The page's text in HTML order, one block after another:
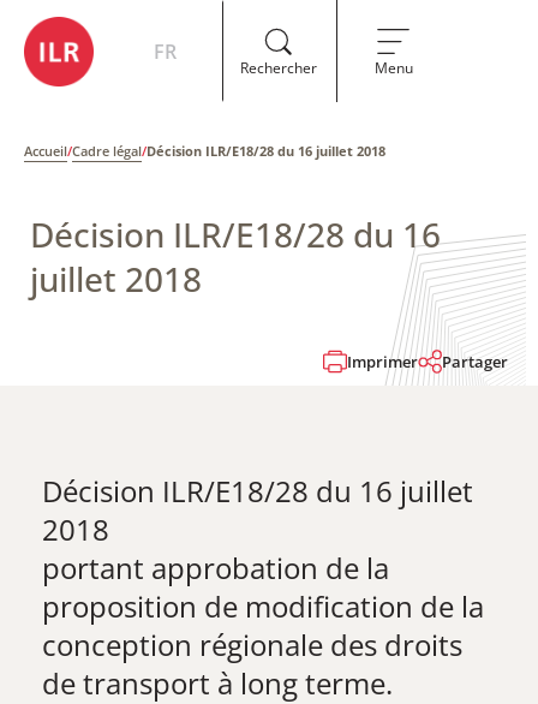
FR
Rechercher Menu
Accueil/Cadre légal/Décision ILR/E18/28 du 16 juillet 2018
Décision ILR/E18/28 du 16
juillet 2018
Imprimer Partager
Décision ILR/E18/28 du 16 juillet
2018
​portant approbation de la
proposition de modification de la
conception régionale des droits
de transport à long terme.